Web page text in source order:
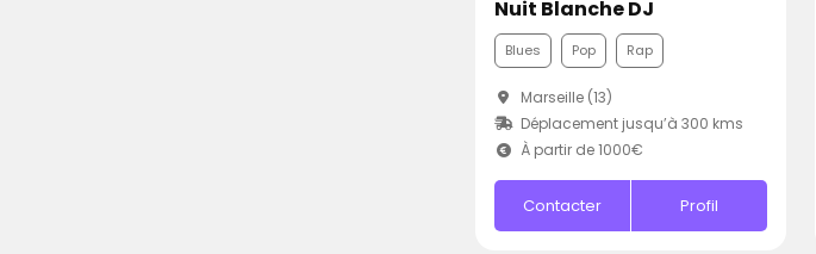
Nuit Blanche DJ
Blues Pop Rap
Marseille (13)
Déplacement jusqu’à 300 kms
À partir de 1000€
Contacter Profil